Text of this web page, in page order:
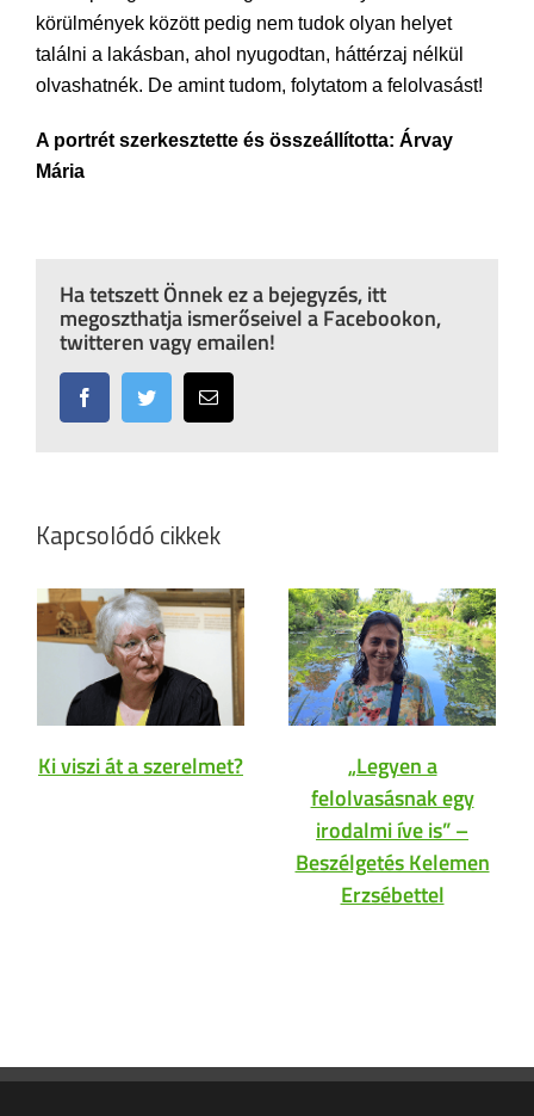
körülmények között pedig nem tudok olyan helyet
találni a lakásban, ahol nyugodtan, háttérzaj nélkül
olvashatnék. De amint tudom, folytatom a felolvasást!
A portrét szerkesztette és összeállította: Árvay
Mária
Ha tetszett Önnek ez a bejegyzés, itt
megoszthatja ismerőseivel a Facebookon,
twitteren vagy emailen!
FacebookTwitter Email:
Kapcsolódó cikkek
Ki viszi át a szerelmet?
„Legyen a
felolvasásnak egy
irodalmi íve is” –
Beszélgetés Kelemen
Erzsébettel